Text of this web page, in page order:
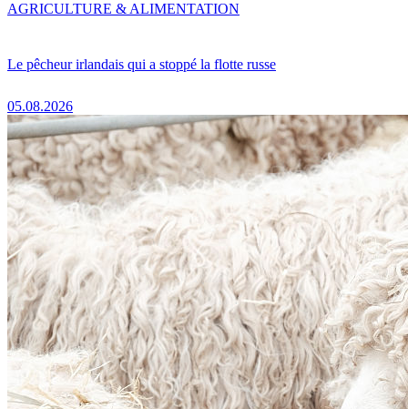
Le pêcheur irlandais qui a stoppé la flotte russe
05.08.2026
AGRICULTURE & ALIMENTATION